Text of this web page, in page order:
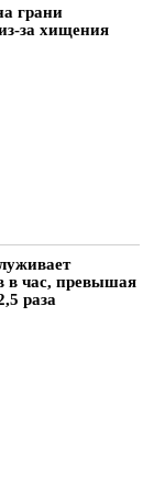
грани
за хищения
в час, превышая
раза